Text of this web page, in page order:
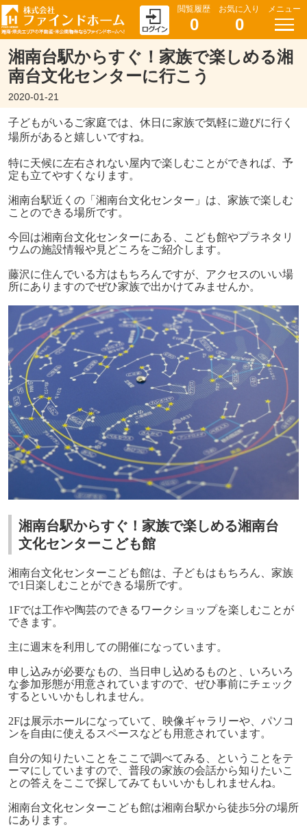
閲覧履歴
0
お気に入り
0
メニュー
湘南台駅からすぐ！家族で楽しめる湘
南台文化センターに行こう
2020-01-21
子どもがいるご家庭では、休日に家族で気軽に遊びに行く
場所があると嬉しいですね。
特に天候に左右されない屋内で楽しむことができれば、予
定も立てやすくなります。
湘南台駅近くの「湘南台文化センター」は、家族で楽しむ
ことのできる場所です。
今回は湘南台文化センターにある、こども館やプラネタリ
ウムの施設情報や見どころをご紹介します。
藤沢に住んでいる方はもちろんですが、アクセスのいい場
所にありますのでぜひ家族で出かけてみませんか。
湘南台駅からすぐ！家族で楽しめる湘南台
文化センターこども館
湘南台文化センターこども館は、子どもはもちろん、家族
で1日楽しむことができる場所です。
1Fでは工作や陶芸のできるワークショップを楽しむことが
できます。
主に週末を利用しての開催になっています。
申し込みが必要なもの、当日申し込めるものと、いろいろ
な参加形態が用意されていますので、ぜひ事前にチェック
するといいかもしれません。
2Fは展示ホールになっていて、映像ギャラリーや、パソコ
ンを自由に使えるスペースなども用意されています。
自分の知りたいことをここで調べてみる、ということをテ
ーマにしていますので、普段の家族の会話から知りたいこ
との答えをここで探してみてもいいかもしれませんね。
湘南台文化センターこども館は湘南台駅から徒歩5分の場所
にあります。